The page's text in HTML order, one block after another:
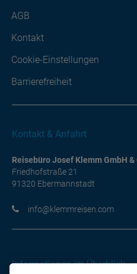
AGB
Kontakt
Cookie-Einstellungen
Barrierefreiheit
Kontakt & Anfahrt
Reisebüro Josef Klemm GmbH &
Friedhofstraße 21
91320 Ebermannstadt
moc.nesiermmelk@ofni
Informationen im Überblick